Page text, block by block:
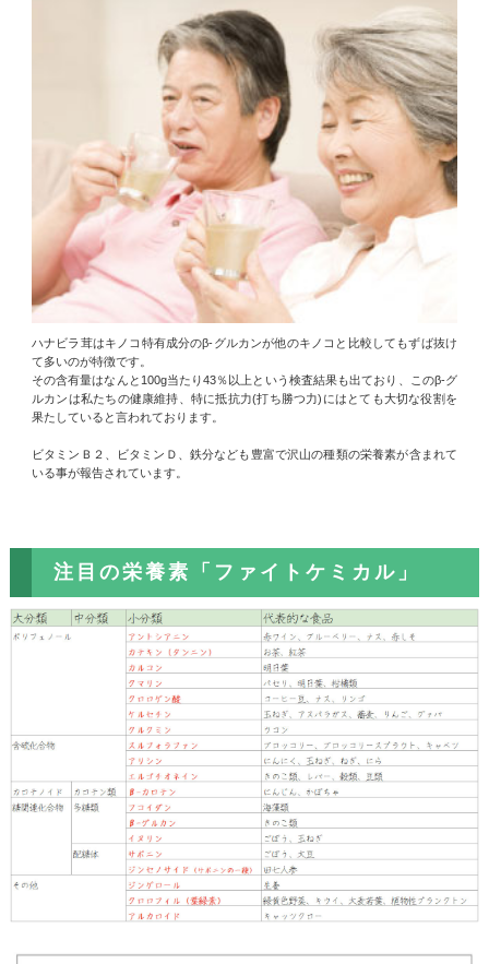
ハナビラ茸はキノコ特有成分のβ-グルカンが他のキノコと比較してもずば抜け
て多いのが特徴です。
その含有量はなんと100g当たり43％以上という検査結果も出ており、このβ-グ
ルカンは私たちの健康維持、特に抵抗力(打ち勝つ力)にはとても大切な役割を
果たしていると言われております。
ビタミンＢ２、ビタミンＤ、鉄分なども豊富で沢山の種類の栄養素が含まれて
いる事が報告されています。
注目の栄養素「ファイトケミカル」